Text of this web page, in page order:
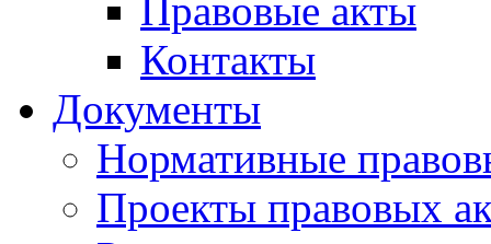
Правовые акты
Контакты
Документы
Нормативные
Проекты правовых